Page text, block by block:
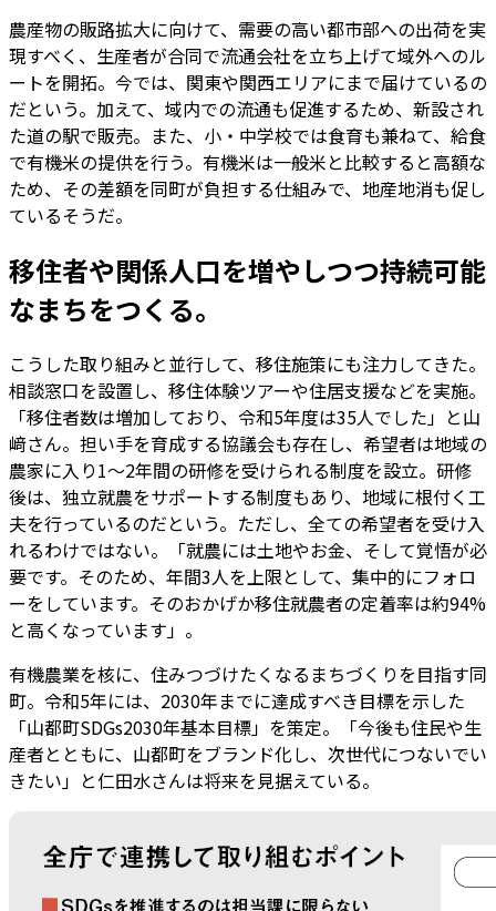
農産物の販路拡大に向けて、需要の高い都市部への出荷を実
現すべく、生産者が合同で流通会社を立ち上げて域外へのル
ートを開拓。今では、関東や関西エリアにまで届けているの
だという。加えて、域内での流通も促進するため、新設され
た道の駅で販売。また、小・中学校では食育も兼ねて、給食
で有機米の提供を行う。有機米は一般米と比較すると高額な
ため、その差額を同町が負担する仕組みで、地産地消も促し
ているそうだ。
移住者や関係人口を増やしつつ持続可能
なまちをつくる。
こうした取り組みと並行して、移住施策にも注力してきた。
相談窓口を設置し、移住体験ツアーや住居支援などを実施。
「移住者数は増加しており、令和5年度は35人でした」と山
﨑さん。担い手を育成する協議会も存在し、希望者は地域の
農家に入り1～2年間の研修を受けられる制度を設立。研修
後は、独立就農をサポートする制度もあり、地域に根付く工
夫を行っているのだという。ただし、全ての希望者を受け入
れるわけではない。「就農には土地やお金、そして覚悟が必
要です。そのため、年間3人を上限として、集中的にフォロ
ーをしています。そのおかげか移住就農者の定着率は約94%
と高くなっています」。
有機農業を核に、住みつづけたくなるまちづくりを目指す同
町。令和5年には、2030年までに達成すべき目標を示した
「山都町SDGs2030年基本目標」を策定。「今後も住民や生
産者とともに、山都町をブランド化し、次世代につないでい
きたい」と仁田水さんは将来を見据えている。